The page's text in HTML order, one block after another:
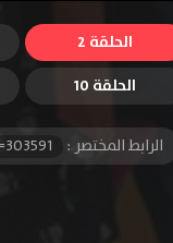
الحلقة 2
الحلقة 10
الرابط المختصر :